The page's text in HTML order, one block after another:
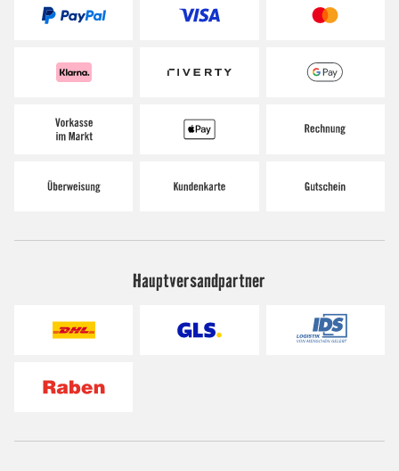
Hauptversandpartner